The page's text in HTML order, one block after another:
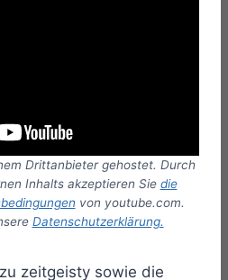
Drittanbieter gehostet. Durch
Inhalts akzeptieren Sie die
von youtube.com.
Datenschutzerklärung.
zeitgeisty sowie die